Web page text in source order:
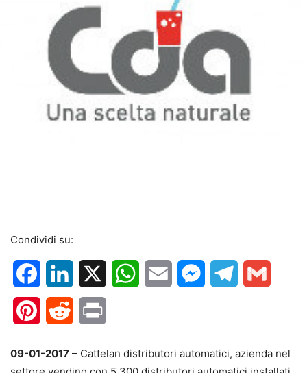
Condividi su:
FacebookLinkedIn WhatsApp
Email MessengerTelegram
PinterestReddit
09-01-2017 – Cattelan distributori automatici, azienda nel